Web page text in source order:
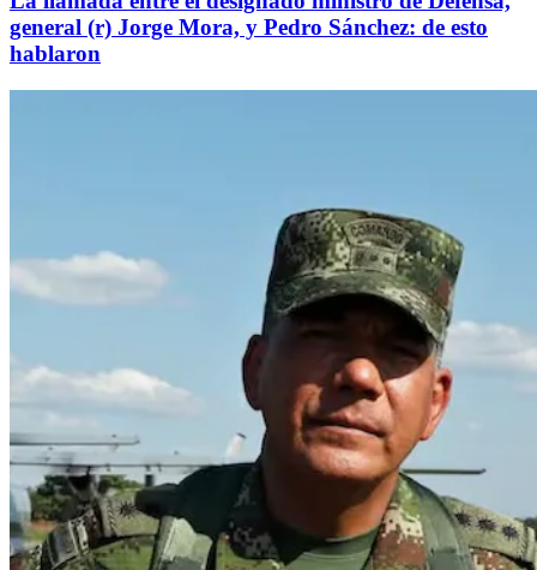
general (r) Jorge Mora, y Pedro Sánchez: de esto
hablaron